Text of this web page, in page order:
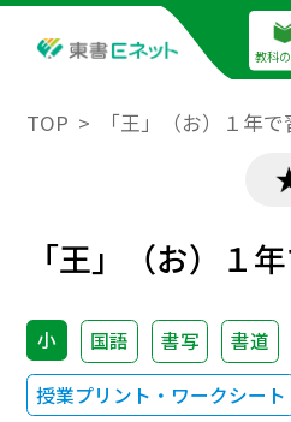
教科
TOP 「王」（お）１年
「王」（お）１
小 国語 書写
書道
授業プリント・ワークシート